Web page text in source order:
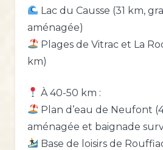
Lac du Causse (31 km,
aménagée)
Plages de Vitrac et La
km)
À 40-50 km :
Plan d’eau de Neufont
aménagée et baignade
Base de loisirs de